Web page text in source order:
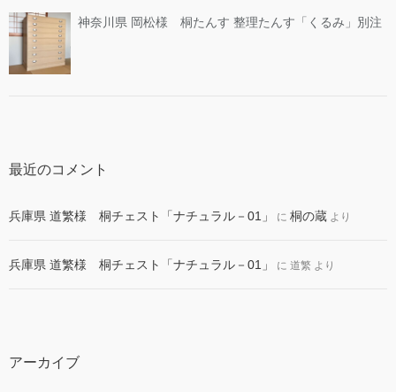
神奈川県 岡松様 桐たんす 整理たんす「くるみ」別注
最近のコメント
兵庫県 道繁様 桐チェスト「ナチュラル－01」 に 桐の蔵 より
兵庫県 道繁様 桐チェスト「ナチュラル－01」 に 道繁 より
アーカイブ